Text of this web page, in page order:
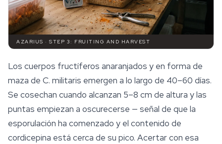
AZARIUS · STEP 3: FRUITING AND HARVEST
Los cuerpos fructíferos anaranjados y en forma de
maza de C. militaris emergen a lo largo de 40–60 días.
Se cosechan cuando alcanzan 5–8 cm de altura y las
puntas empiezan a oscurecerse — señal de que la
esporulación ha comenzado y el contenido de
cordicepina está cerca de su pico. Acertar con esa